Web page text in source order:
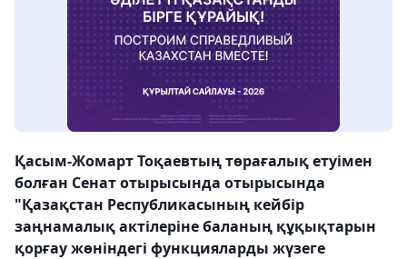
Қасым-Жомарт Тоқаевтың төрағалық етуімен
болған Сенат отырысында отырысында
"Қазақстан Республикасының кейбір
заңнамалық актілеріне баланың құқықтарын
қорғау жөніндегі функцияларды жүзеге